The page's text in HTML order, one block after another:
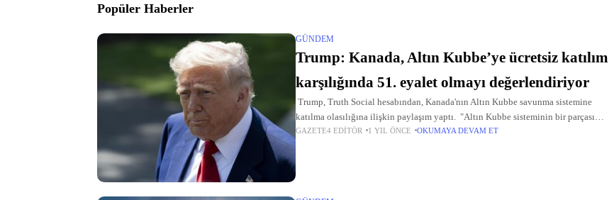
Popüler Haberler
GÜNDEM
Trump: Kanada, Altın Kubbe’ye ücretsiz katılım
karşılığında 51. eyalet olmayı değerlendiriyor
Trump, Truth Social hesabından, Kanada'nın Altın Kubbe savunma sistemine
katılma olasılığına ilişkin paylaşım yaptı. "Altın Kubbe sisteminin bir parçası
olmayı çok isteyen Kanada'ya, ayrı ama eşit olmayan bir
GAZETE4 EDITÖR 1 YIL ÖNCE OKUMAYA DEVAM ET